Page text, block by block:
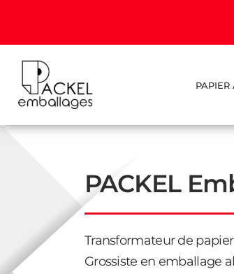
PAPIER
PACKEL
Transformateur de
Grossiste en emballage